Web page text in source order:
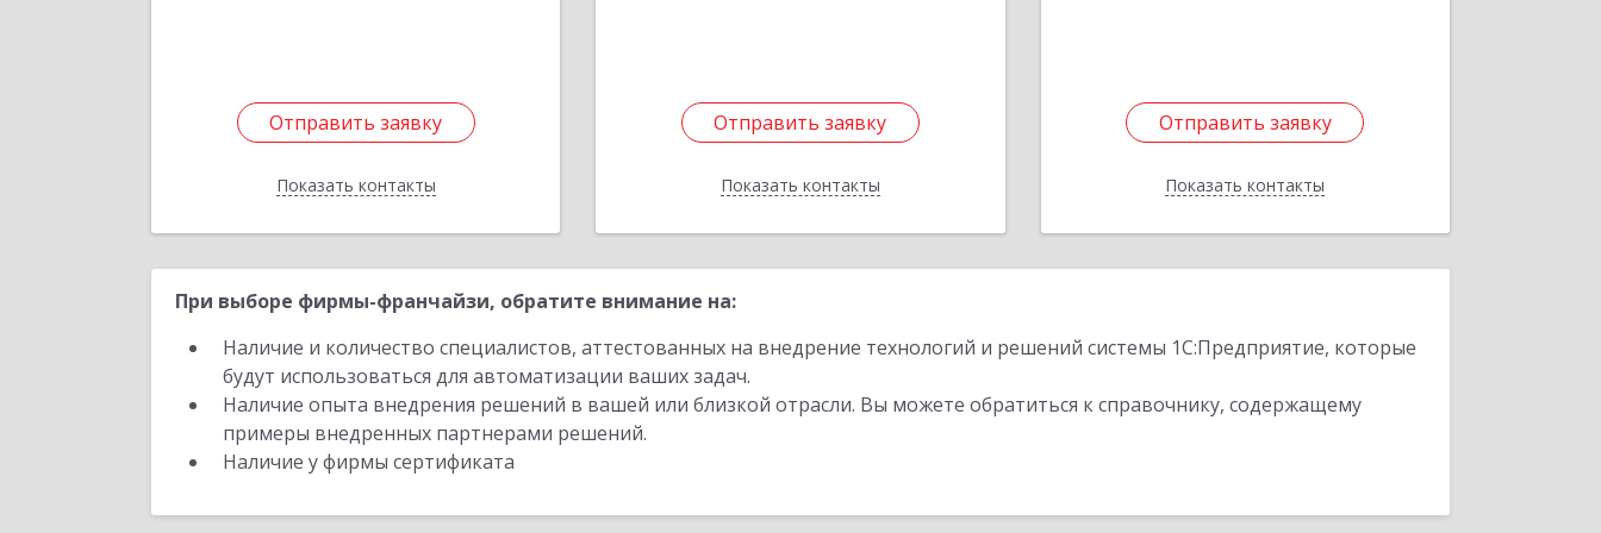
Отправить заявку
Показать контакты
Отправить заявку
Назад
Отправить заявку
Показать контакты
Отправить заявку
Назад
Отправить заявку
Показать контакты
Отправить заявку
Назад
При выборе фирмы-франчайзи, обратите внимание на:
Наличие и количество специалистов, аттестованных на внедрение технологий и решений системы 1С:Предприятие, которые
будут использоваться для автоматизации ваших задач.
Наличие опыта внедрения решений в вашей или близкой отрасли. Вы можете обратиться к справочнику, содержащему
примеры внедренных партнерами решений.
Наличие у фирмы сертификата